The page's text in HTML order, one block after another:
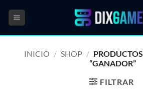
INICIO / SHOP /
“GANADOR”
FILTRAR